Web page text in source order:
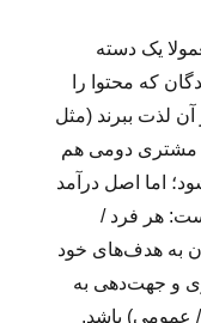
یک دسته
که محتوا را
آن لذت ببرند (مثل
مشتری دومی هم
اما اصل درآمد
هر فرد /
به هدف‌های خود
و جهت‌دهی به
عمومی) باشد.